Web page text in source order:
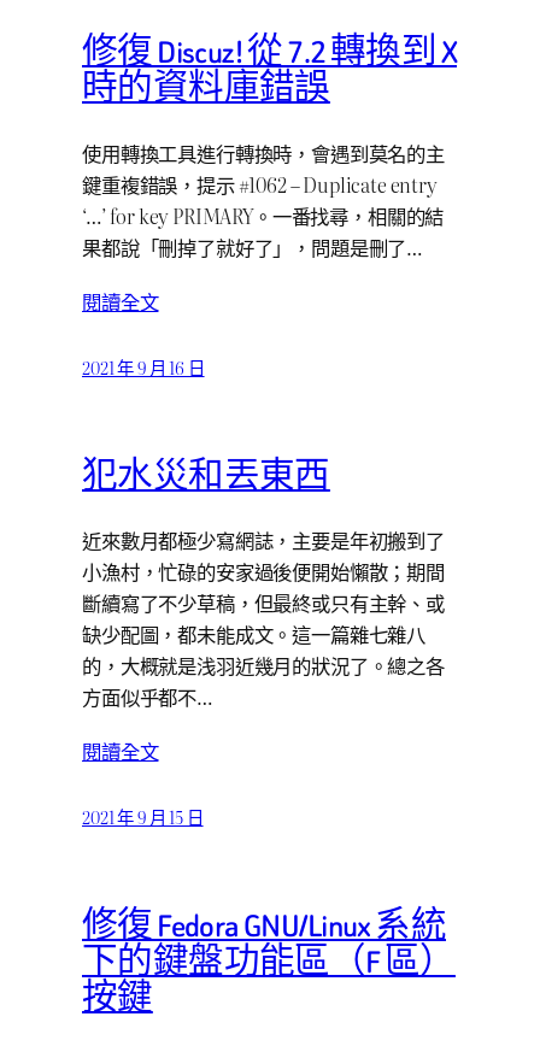
修復 Discuz! 從 7.2 轉換到 X
時的資料庫錯誤
使用轉換工具進行轉換時，會遇到莫名的主
鍵重複錯誤，提示 #1062 – Duplicate entry
‘…’ for key PRIMARY。一番找尋，相關的結
果都說「刪掉了就好了」，問題是刪了…
閱讀全文
2021 年 9 月 16 日
犯水災和丟東西
近來數月都極少寫網誌，主要是年初搬到了
小漁村，忙碌的安家過後便開始懶散；期間
斷續寫了不少草稿，但最終或只有主幹、或
缺少配圖，都未能成文。這一篇雜七雜八
的，大概就是浅羽近幾月的狀況了。總之各
方面似乎都不…
閱讀全文
2021 年 9 月 15 日
修復 Fedora GNU/Linux 系統
下的鍵盤功能區（F 區）
按鍵